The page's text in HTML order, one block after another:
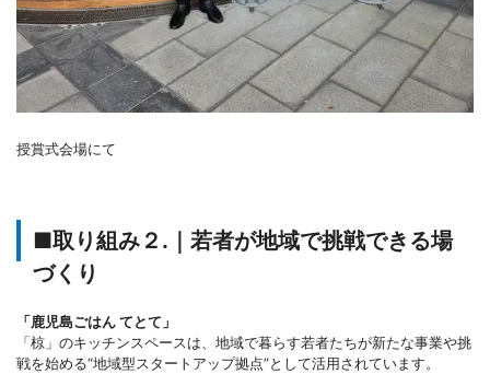
授賞式会場にて
■取り組み２.｜若者が地域で挑戦できる場
づくり
「鹿児島ごはん てとて」
「椋」のキッチンスペースは、地域で暮らす若者たちが新たな事業や挑
戦を始める“地域型スタートアップ拠点”として活用されています。